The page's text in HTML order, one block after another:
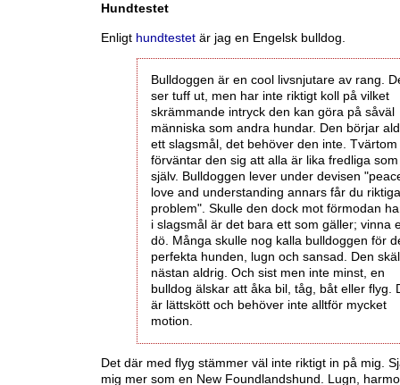
Hundtestet
Enligt hundtestet är jag en Engelsk bulldog.
Bulldoggen är en cool livsnjutare av rang.
ser tuff ut, men har inte riktigt koll på vilket
skrämmande intryck den kan göra på såväl
människa som andra hundar. Den börjar
ett slagsmål, det behöver den inte. Tvärtom
förväntar den sig att alla är lika fredliga
själv. Bulldoggen lever under devisen
love and understanding annars får du riktiga
problem". Skulle den dock mot förmodan
i slagsmål är det bara ett som gäller; vinna
dö. Många skulle nog kalla bulldoggen för
perfekta hunden, lugn och sansad. Den
nästan aldrig. Och sist men inte minst, en
bulldog älskar att åka bil, tåg, båt eller flyg.
är lättskött och behöver inte alltför mycket
motion.
Det där med flyg stämmer väl inte riktigt in på mig.
mig mer som en New Foundlandshund. Lugn,